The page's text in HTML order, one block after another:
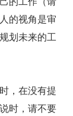
的视角是审
划未来的工
，在没有提
时，请不要